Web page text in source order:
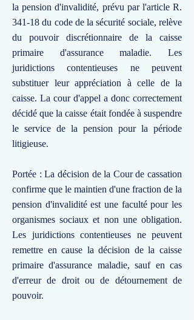
la pension d'invalidité, prévu par l'article R.
341-18 du code de la sécurité sociale, relève
du pouvoir discrétionnaire de la caisse
primaire d'assurance maladie. Les
juridictions contentieuses ne peuvent
substituer leur appréciation à celle de la
caisse. La cour d'appel a donc correctement
décidé que la caisse était fondée à suspendre
le service de la pension pour la période
litigieuse.
Portée : La décision de la Cour de cassation
confirme que le maintien d'une fraction de la
pension d'invalidité est une faculté pour les
organismes sociaux et non une obligation.
Les juridictions contentieuses ne peuvent
remettre en cause la décision de la caisse
primaire d'assurance maladie, sauf en cas
d'erreur de droit ou de détournement de
pouvoir.